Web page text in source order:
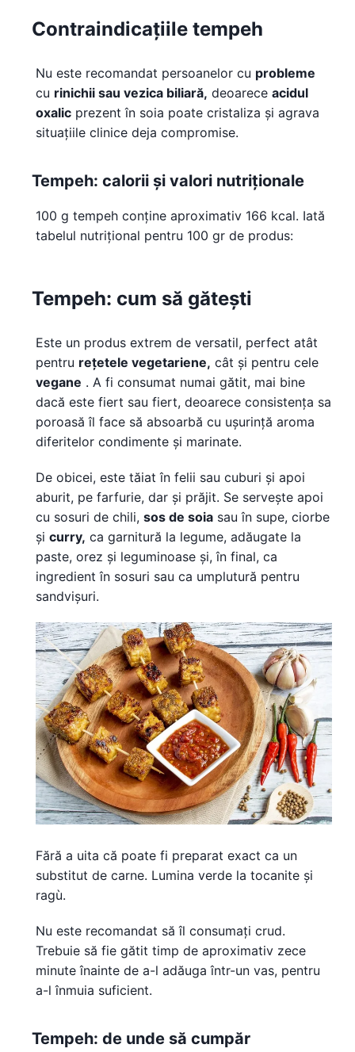
Contraindicațiile tempeh
Nu este recomandat persoanelor cu probleme
cu rinichii sau vezica biliară, deoarece acidul
oxalic prezent în soia poate cristaliza și agrava
situațiile clinice deja compromise.
Tempeh: calorii și valori nutriționale
100 g tempeh conține aproximativ 166 kcal. Iată
tabelul nutrițional pentru 100 gr de produs:
Tempeh: cum să gătești
Este un produs extrem de versatil, perfect atât
pentru rețetele vegetariene, cât și pentru cele
vegane . A fi consumat numai gătit, mai bine
dacă este fiert sau fiert, deoarece consistența sa
poroasă îl face să absoarbă cu ușurință aroma
diferitelor condimente și marinate.
De obicei, este tăiat în felii sau cuburi și apoi
aburit, pe farfurie, dar și prăjit. Se servește apoi
cu sosuri de chili, sos de soia sau în supe, ciorbe
și curry, ca garnitură la legume, adăugate la
paste, orez și leguminoase și, în final, ca
ingredient în sosuri sau ca umplutură pentru
sandvișuri.
Fără a uita că poate fi preparat exact ca un
substitut de carne. Lumina verde la tocanite și
ragù.
Nu este recomandat să îl consumați crud.
Trebuie să fie gătit timp de aproximativ zece
minute înainte de a-l adăuga într-un vas, pentru
a-l înmuia suficient.
Tempeh: de unde să cumpăr